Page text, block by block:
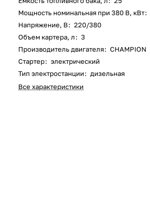
Мощность номинальная при 380 В, кВт:
Напряжение, В: 220/380
Объем картера, л: 3
Производитель двигателя: CHAMPION
Стартер: электрический
Тип электростанции: дизельная
Все характеристики
об оплате Плайтом